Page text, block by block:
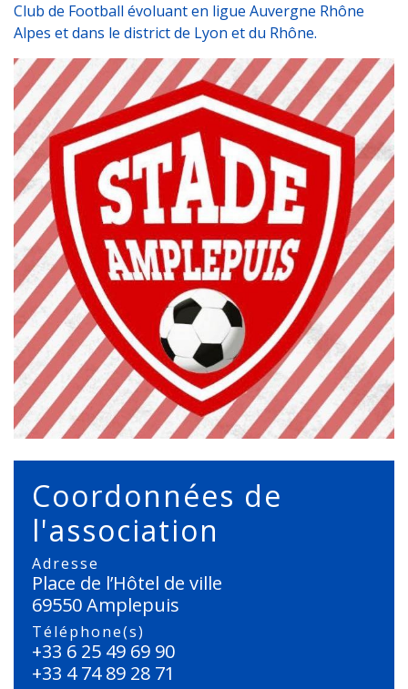
Club de Football évoluant en ligue Auvergne Rhône
Alpes et dans le district de Lyon et du Rhône.
Coordonnées de
l'association
Adresse
Place de l’Hôtel de ville
69550 Amplepuis
Téléphone(s)
+33 6 25 49 69 90
+33 4 74 89 28 71